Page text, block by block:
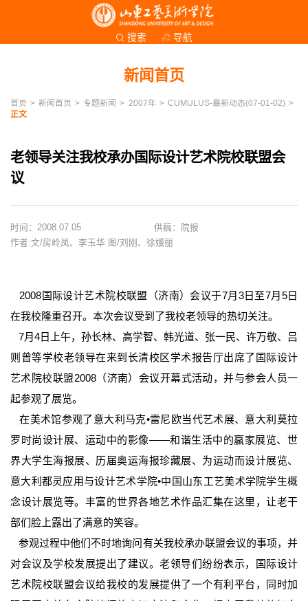
搜索 导航
新闻首页
首页 > 新闻首页 > 专题新闻 > 2007年 > CUMULUS-最新动态(07-01-02) >
正文
老领导关注我校承办国际设计艺术院校联盟会
议
时间：2008.07.05
供稿：院报
作者:文/房岭凤、李玉华 图/刘刚、徐嫚丽
2008国际设计艺术院校联盟（济南）会议于7月3日至7月5日
在我校隆重召开。本次会议受到了我校老领导的热切关注。
7月4日上午，孙长林、高学智、韩光道、张一民、许万敬、吕
则曾等学校老领导在来到长清校区学术报告厅出席了国际设计
艺术院校联盟2008（济南）会议开幕式活动，并与参会人员一
起参观了展览。
在美术馆参观了意大利马克•雷尼欧当代艺术展、意大利莫拉
罗时尚设计展、运动中的影像——和谐生活中的赢家展览、世
界大学生海报展、历届奥运海报珍藏展、为运动而设计展览、
意大利都灵应用与设计艺术学院•中国山东工艺美术学院学生概
念设计展览等。丰富的世界各地艺术作品汇集在这里，让老干
部们脸上露出了满意的笑容。
参观过程中他们不时地询问有关我校承办联盟会议的事项，并
对会议及学校发展提出了建议。老领导们纷纷表示，国际设计
艺术院校联盟会议给我校的发展提供了一个有利平台，同时加